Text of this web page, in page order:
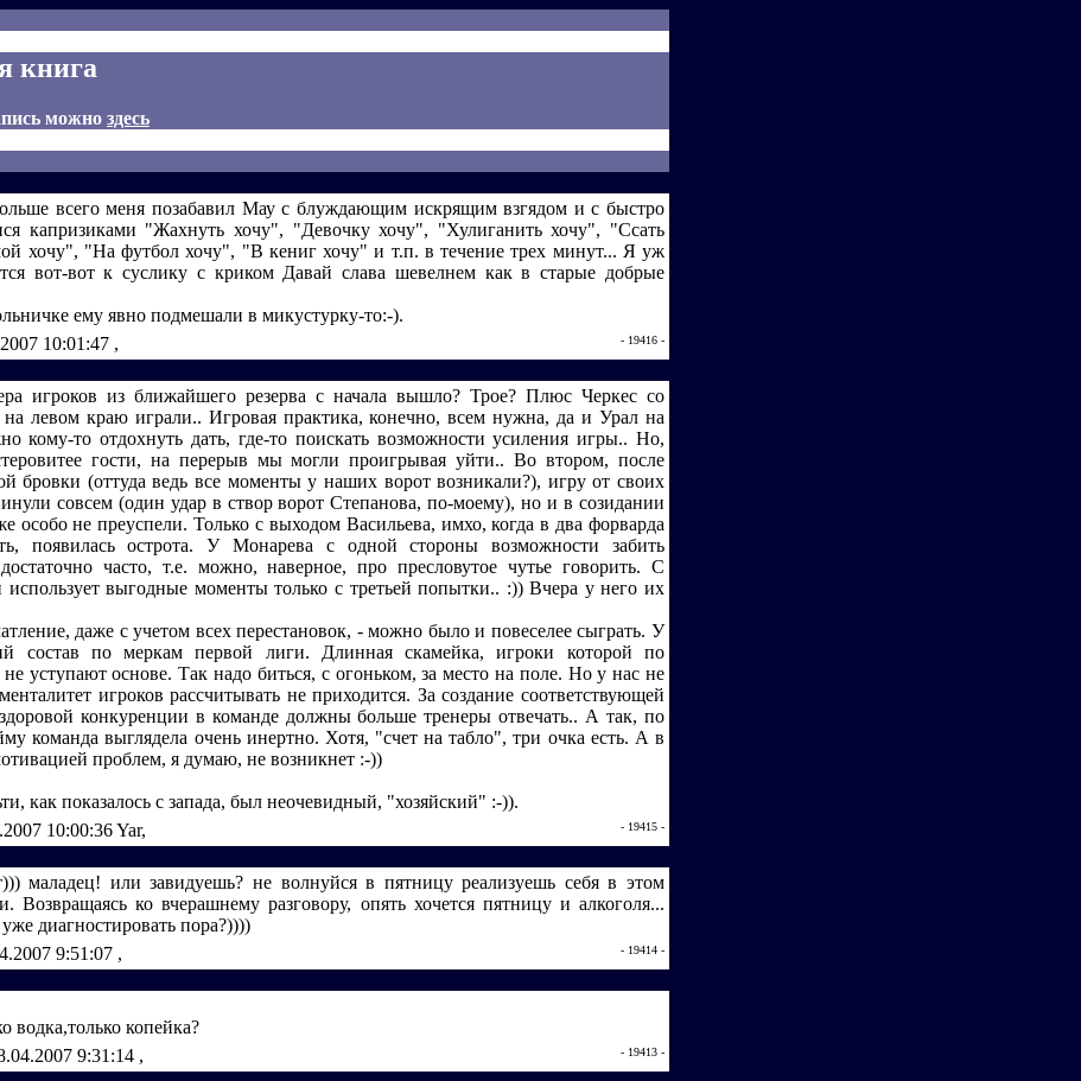
книга
можно здесь
всего меня позабавил Мау с блуждающим искрящим взгядом и с быстро
капризиками "Жахнуть хочу", "Девочку хочу", "Хулиганить хочу", "Ссать
хочу", "На футбол хочу", "В кениг хочу" и т.п. в течение трех минут... Я уж
вот-вот к суслику с криком Давай слава шевелнем как в старые добрые
ему явно подмешали в микустурку-то:-).
10:01:47 , - 19416 -
игроков из ближайшего резерва с начала вышло? Трое? Плюс Черкес со
левом краю играли.. Игровая практика, конечно, всем нужна, да и Урал на
кому-то отдохнуть дать, где-то поискать возможности усиления игры.. Но,
гости, на перерыв мы могли проигрывая уйти.. Во втором, после
бровки (оттуда ведь все моменты у наших ворот возникали?), игру от своих
совсем (один удар в створ ворот Степанова, по-моему), но и в созидании
особо не преуспели. Только с выходом Васильева, имхо, когда в два форварда
появилась острота. У Монарева с одной стороны возможности забить
часто, т.е. можно, наверное, про пресловутое чутье говорить. С
использует выгодные моменты только с третьей попытки.. :)) Вчера у него их
даже с учетом всех перестановок, - можно было и повеселее сыграть. У
состав по меркам первой лиги. Длинная скамейка, игроки которой по
уступают основе. Так надо биться, с огоньком, за место на поле. Но у нас не
игроков рассчитывать не приходится. За создание соответствующей
конкуренции в команде должны больше тренеры отвечать.. А так, по
команда выглядела очень инертно. Хотя, "счет на табло", три очка есть. А в
проблем, я думаю, не возникнет :-))
как показалось с запада, был неочевидный, "хозяйский" :-)).
10:00:36Yar, - 19415 -
маладец! или завидуешь? не волнуйся в пятницу реализуешь себя в этом
Возвращаясь ко вчерашнему разговору, опять хочется пятницу и алкоголя...
диагностировать пора?))))
9:51:07 , - 19414 -
водка,только копейка?
9:31:14 , - 19413 -